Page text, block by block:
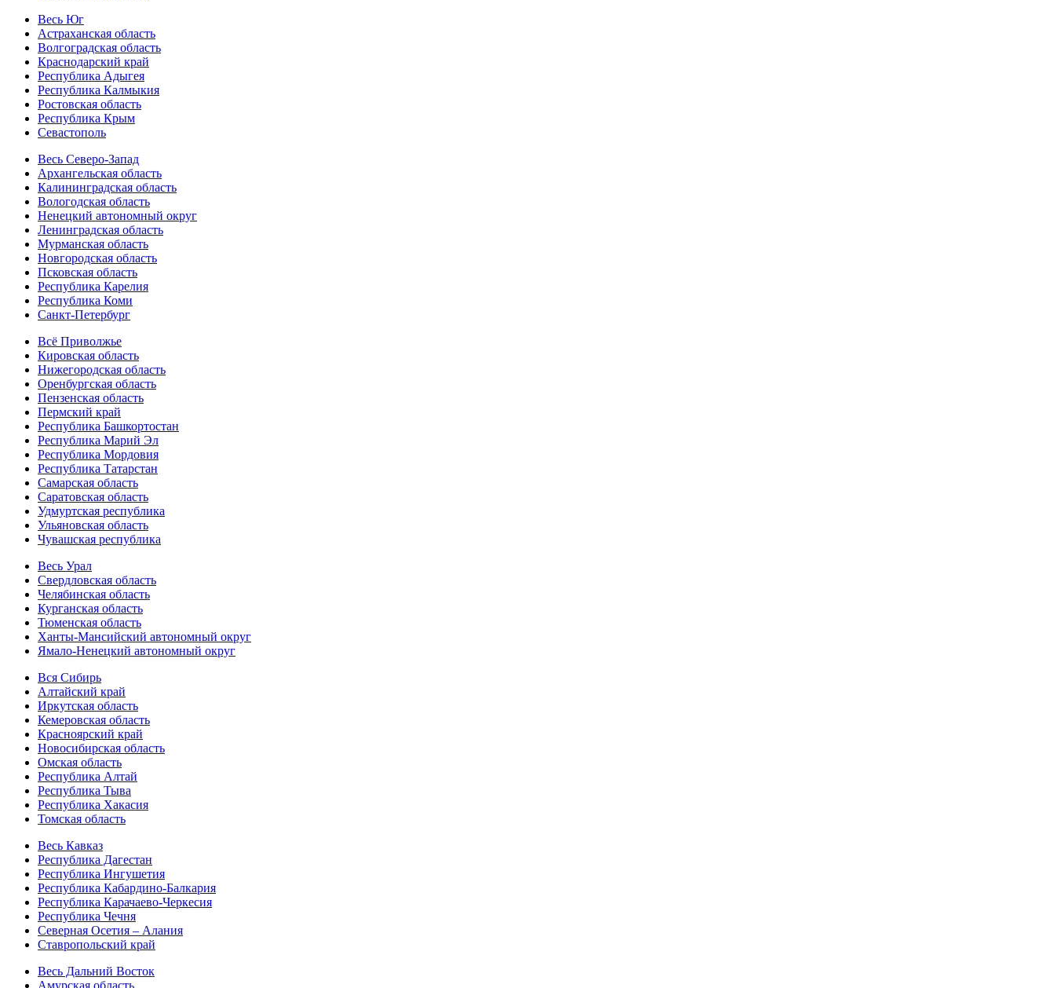
Весь Юг
Астраханская область
Волгоградская область
Краснодарский край
Республика Адыгея
Республика Калмыкия
Ростовская область
Республика Крым
Севастополь
Весь Северо-Запад
Архангельская область
Калининградская область
Вологодская область
Ненецкий автономный округ
Ленинградская область
Мурманская область
Новгородская область
Псковская область
Республика Карелия
Республика Коми
Санкт-Петербург
Всё Приволжье
Кировская область
Нижегородская область
Оренбургская область
Пензенская область
Пермский край
Республика Башкортостан
Республика Марий Эл
Республика Мордовия
Республика Татарстан
Самарская область
Саратовская область
Удмуртская республика
Ульяновская область
Чувашская республика
Весь Урал
Свердловская область
Челябинская область
Курганская область
Тюменская область
Ханты-Мансийский автономный округ
Ямало-Ненецкий автономный округ
Вся Сибирь
Алтайский край
Иркутская область
Кемеровская область
Красноярский край
Новосибирская область
Омская область
Республика Алтай
Республика Тыва
Республика Хакасия
Томская область
Весь Кавказ
Республика Дагестан
Республика Ингушетия
Республика Кабардино-Балкария
Республика Карачаево-Черкесия
Республика Чечня
Северная Осетия – Алания
Ставропольский край
Весь Дальний Восток
Амурская область